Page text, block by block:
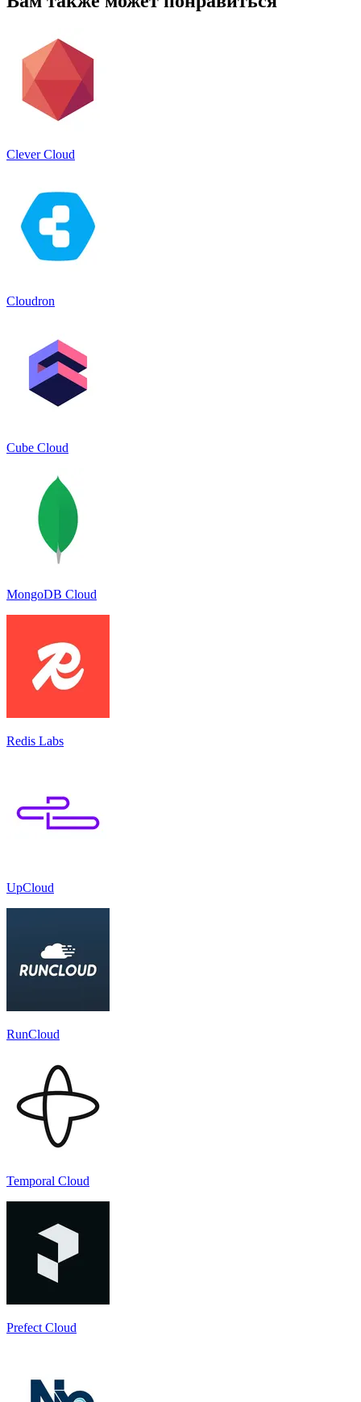
Clever Cloud
Cloudron
Cube Cloud
MongoDB Cloud
Redis Labs
UpCloud
RunCloud
Temporal Cloud
Prefect Cloud